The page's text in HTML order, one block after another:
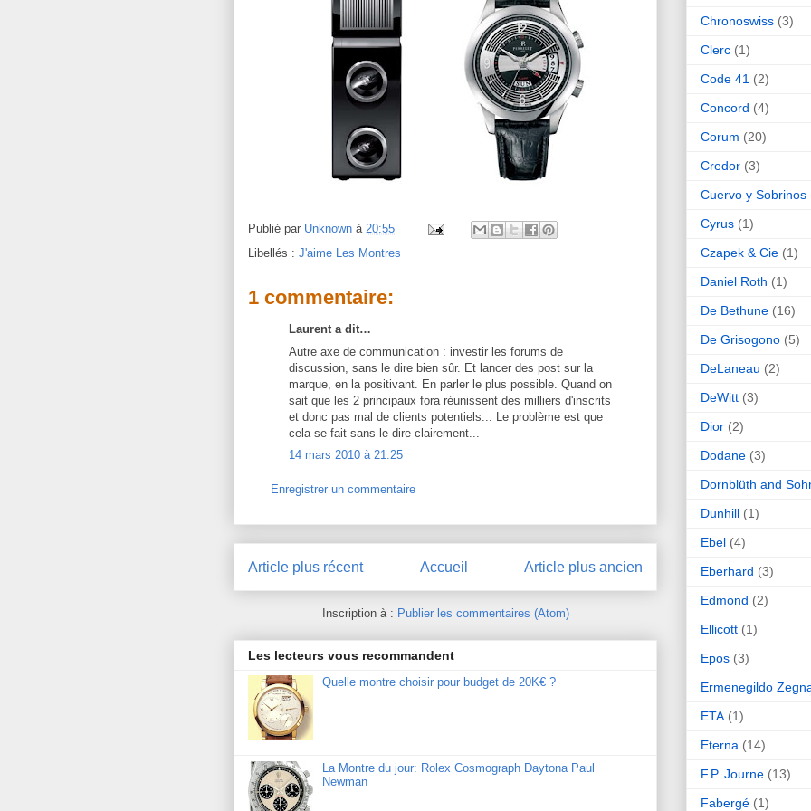
Publié par Unknown à 20:55
Libellés : J'aime Les Montres
1 commentaire:
Laurent a dit…
Autre axe de communication : investir les forums de
discussion, sans le dire bien sûr. Et lancer des post sur la
marque, en la positivant. En parler le plus possible. Quand on
sait que les 2 principaux fora réunissent des milliers d'inscrits
et donc pas mal de clients potentiels... Le problème est que
cela se fait sans le dire clairement...
14 mars 2010 à 21:25
Enregistrer un commentaire
Article plus récent Article plus ancien
Accueil
Inscription à : Publier les commentaires (Atom)
Les lecteurs vous recommandent
Quelle montre choisir pour budget de 20K€ ?
La Montre du jour: Rolex Cosmograph Daytona Paul
Newman
Chronoswiss (3)
Clerc (1)
Code 41 (2)
Concord (4)
Corum (20)
Credor (3)
Cuervo y Sobrinos
Cyrus (1)
Czapek & Cie (1)
Daniel Roth (1)
De Bethune (16)
De Grisogono (5)
DeLaneau (2)
DeWitt (3)
Dior (2)
Dodane (3)
Dornblüth and
Dunhill (1)
Ebel (4)
Eberhard (3)
Edmond (2)
Ellicott (1)
Epos (3)
Ermenegildo
ETA (1)
Eterna (14)
F.P. Journe (13)
Fabergé (1)